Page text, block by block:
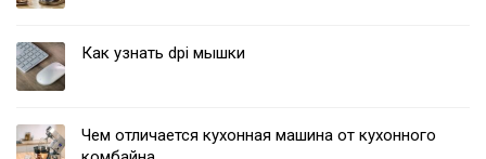
Как узнать dpi мышки
Чем отличается кухонная машина от кухонного